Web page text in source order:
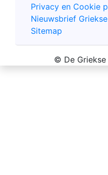
Privacy en Cookie
Nieuwsbrief
Sitemap
© De